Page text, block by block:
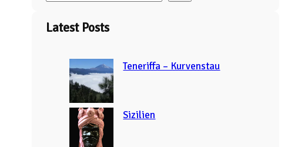
aLatest Posts
Teneriffa – Kurvenstau
Sizilien